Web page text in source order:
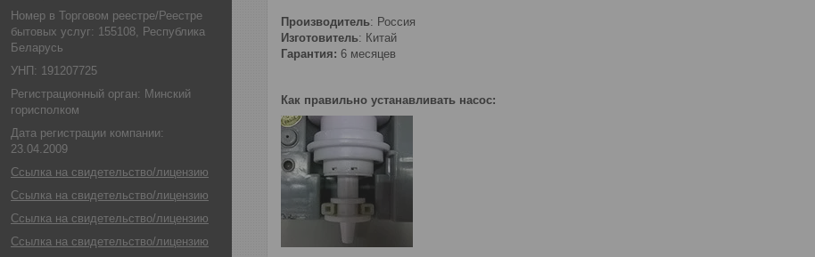
Номер в Торговом реестре/Реестре
бытовых услуг: 155108, Республика
Беларусь
УНП: 191207725
Регистрационный орган: Минский
горисполком
Дата регистрации компании:
23.04.2009
Ссылка на свидетельство/лицензию
Ссылка на свидетельство/лицензию
Ссылка на свидетельство/лицензию
Ссылка на свидетельство/лицензию
Производитель: Россия
Изготовитель: Китай
Гарантия: 6 месяцев
Как правильно устанавливать насос: